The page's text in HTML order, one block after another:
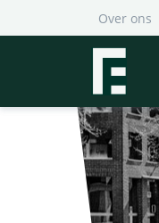
Over ons